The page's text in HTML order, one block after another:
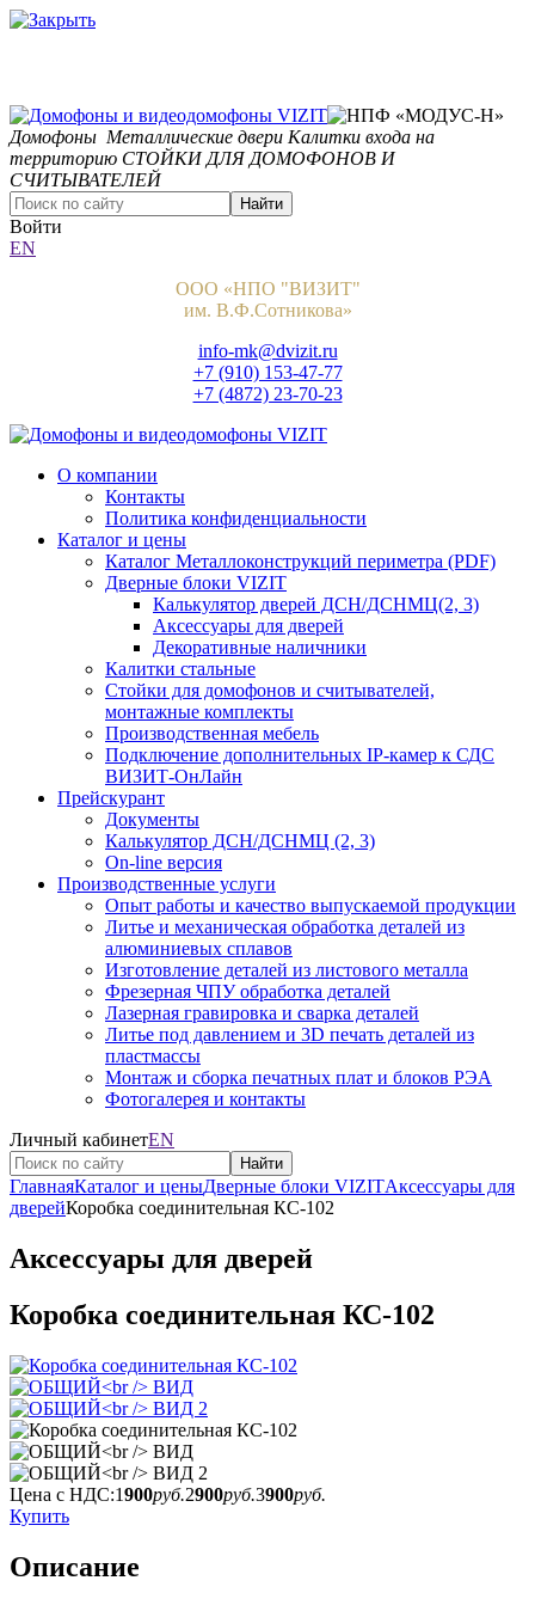
Домофоны Металлические двери Калитки входа на
территорию СТОЙКИ ДЛЯ ДОМОФОНОВ И
СЧИТЫВАТЕЛЕЙ
Найти
Войти
EN
ООО «НПО "ВИЗИТ"
им. В.Ф.Сотникова»
info-mk@dvizit.ru
+7 (910) 153-47-77
+7 (4872) 23-70-23
О компании
Контакты
Политика конфиденциальности
Каталог и цены
Каталог Металлоконструкций периметра (PDF)
Дверные блоки VIZIT
Калькулятор дверей ДСН/ДСНМЦ(2, 3)
Аксессуары для дверей
Декоративные наличники
Калитки стальные
Стойки для домофонов и считывателей,
монтажные комплекты
Производственная мебель
Подключение дополнительных IP-камер к СДС
ВИЗИТ-ОнЛайн
Прейскурант
Документы
Калькулятор ДСН/ДСНМЦ (2, 3)
On-line версия
Производственные услуги
Опыт работы и качество выпускаемой продукции
Литье и механическая обработка деталей из
алюминиевых сплавов
Изготовление деталей из листового металла
Фрезерная ЧПУ обработка деталей
Лазерная гравировка и сварка деталей
Литье под давлением и 3D печать деталей из
пластмассы
Монтаж и сборка печатных плат и блоков РЭА
Фотогалерея и контакты
Личный кабинетEN
Найти
ГлавнаяКаталог и ценыДверные блоки VIZITАксессуары для
дверейКоробка соединительная КС-102
Аксессуары для дверей
Коробка соединительная КС-102
Цена с НДС:1900руб.2900руб.3900руб.
Купить
Описание